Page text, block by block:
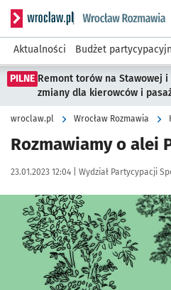
Serwis informacyjny wroclaw.pl
Aktualności Budżet
PILNE Remont torów na Stawowej
zmiany dla kierowców i
wroclaw.pl Wrocław Rozmawia
Rozmawiamy o alei
Data publikacji:
23.01.2023 12:04 | Autor:
Wydział Partycypacji
Kliknij, aby powiększyć